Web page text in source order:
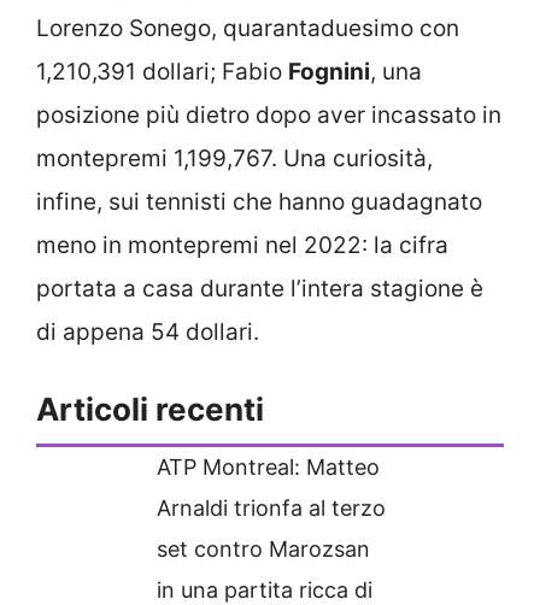
Lorenzo Sonego, quarantaduesimo con
1,210,391 dollari; Fabio Fognini, una
posizione più dietro dopo aver incassato in
montepremi 1,199,767. Una curiosità,
infine, sui tennisti che hanno guadagnato
meno in montepremi nel 2022: la cifra
portata a casa durante l’intera stagione è
di appena 54 dollari.
Articoli recenti
ATP Montreal: Matteo
Arnaldi trionfa al terzo
set contro Marozsan
in una partita ricca di